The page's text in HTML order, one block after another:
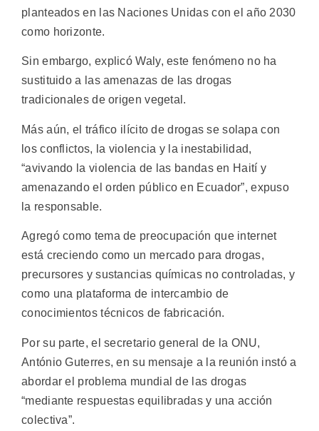
planteados en las Naciones Unidas con el año 2030
como horizonte.
Sin embargo, explicó Waly, este fenómeno no ha
sustituido a las amenazas de las drogas
tradicionales de origen vegetal.
Más aún, el tráfico ilícito de drogas se solapa con
los conflictos, la violencia y la inestabilidad,
“avivando la violencia de las bandas en Haití y
amenazando el orden público en Ecuador”, expuso
la responsable.
Agregó como tema de preocupación que internet
está creciendo como un mercado para drogas,
precursores y sustancias químicas no controladas, y
como una plataforma de intercambio de
conocimientos técnicos de fabricación.
Por su parte, el secretario general de la ONU,
António Guterres, en su mensaje a la reunión instó a
abordar el problema mundial de las drogas
“mediante respuestas equilibradas y una acción
colectiva”.